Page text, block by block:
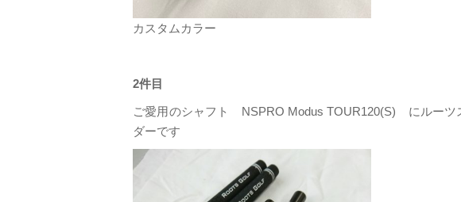
カスタムカラー
2件目
ご愛用のシャフト NSPRO Modus TOUR120(S) にルーツ
ダーです